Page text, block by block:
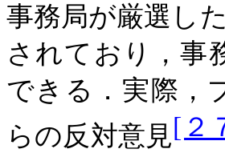
事務局が厳選し
されており，事
できる．実際，
らの反対意見[２